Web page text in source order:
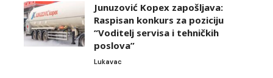
Junuzović Kopex zapošljava:
Raspisan konkurs za poziciju
“Voditelj servisa i tehničkih
poslova”
Lukavac